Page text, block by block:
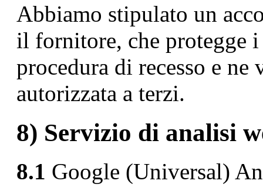
Abbiamo stipulato un
il fornitore, che protegge
procedura di recesso e
autorizzata a terzi.
8) Servizio di analisi
8.1 Google (Universal)